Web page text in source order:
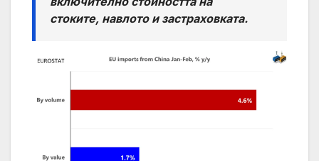
стоките, навлото и застраховката.